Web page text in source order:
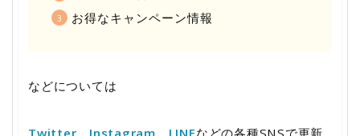
お得なキャンペーン情報
などについては
Twitter Instagram LINEなどの各種SNSで更新